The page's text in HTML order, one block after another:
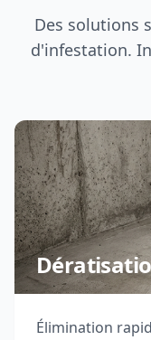
Des solutions
d'infestation.
Élimination